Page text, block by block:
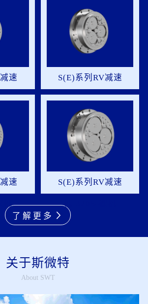
速
机
S(E)系列RV减速
机-160S-裸机
速
机
S(E)系列RV减速
机-320S-裸机
了解更多
关于斯微特
About SWT